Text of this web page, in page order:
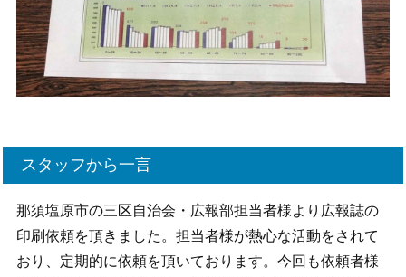
スタッフから一言
那須塩原市の三区自治会・広報部担当者様より広報誌の
印刷依頼を頂きました。担当者様が熱心な活動をされて
おり、定期的に依頼を頂いております。今回も依頼者様